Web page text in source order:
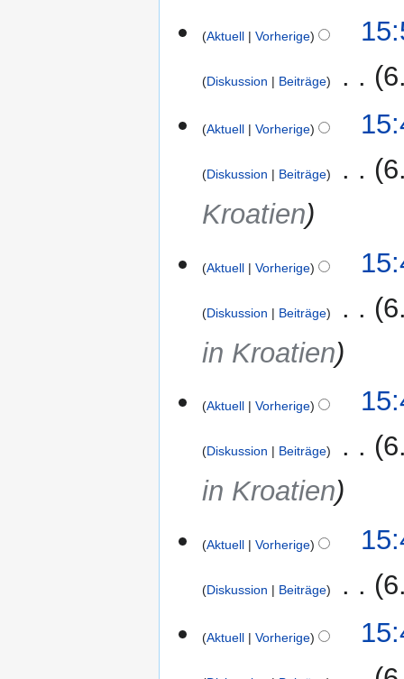
Aktuell Vorherige
Diskussion Beiträge
Aktuell Vorherige
Diskussion Beiträge
Kroatien
Aktuell Vorherige
Diskussion Beiträge
in Kroatien
Aktuell Vorherige
Diskussion Beiträge
in Kroatien
Aktuell Vorherige
Diskussion Beiträge
Aktuell Vorherige